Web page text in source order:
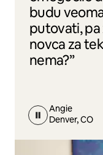
budu
putovati,
novca za
nema?”
Angie
Denver, CO